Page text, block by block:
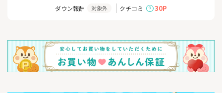
また、日系航空会社のANAやJALをはじめ、
また年中無休で安心の日本語のサポートサービスも充実してお
り、
日本にコールセンターも御座います。
ダウン報酬 対象外 クチコミ 30P